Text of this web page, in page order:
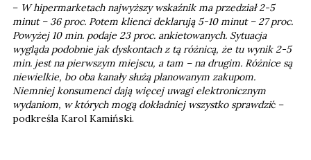
– W hipermarketach najwyższy wskaźnik ma przedział 2-5
minut – 36 proc. Potem klienci deklarują 5-10 minut – 27 proc.
Powyżej 10 min. podaje 23 proc. ankietowanych. Sytuacja
wygląda podobnie jak dyskontach z tą różnicą, że tu wynik 2-5
min. jest na pierwszym miejscu, a tam – na drugim. Różnice są
niewielkie, bo oba kanały służą planowanym zakupom.
Niemniej konsumenci dają więcej uwagi elektronicznym
wydaniom, w których mogą dokładniej wszystko sprawdzić –
podkreśla Karol Kamiński.